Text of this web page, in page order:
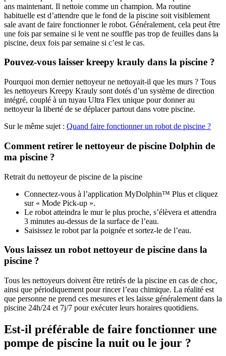
ans maintenant. Il nettoie comme un champion. Ma routine
habituelle est d’attendre que le fond de la piscine soit visiblement
sale avant de faire fonctionner le robot. Généralement, cela peut être
une fois par semaine si le vent ne souffle pas trop de feuilles dans la
piscine, deux fois par semaine si c’est le cas.
Pouvez-vous laisser kreepy krauly dans la piscine ?
Pourquoi mon dernier nettoyeur ne nettoyait-il que les murs ? Tous
les nettoyeurs Kreepy Krauly sont dotés d’un système de direction
intégré, couplé à un tuyau Ultra Flex unique pour donner au
nettoyeur la liberté de se déplacer partout dans votre piscine.
Sur le même sujet : Quand faire fonctionner un robot de piscine ?
Comment retirer le nettoyeur de piscine Dolphin de
ma piscine ?
Retrait du nettoyeur de piscine de la piscine
Connectez-vous à l’application MyDolphin™ Plus et cliquez
sur « Mode Pick-up ».
Le robot atteindra le mur le plus proche, s’élèvera et attendra
3 minutes au-dessus de la surface de l’eau.
Saisissez le robot par la poignée et sortez-le de l’eau.
Vous laissez un robot nettoyeur de piscine dans la
piscine ?
Tous les nettoyeurs doivent être retirés de la piscine en cas de choc,
ainsi que périodiquement pour rincer l’eau chimique. La réalité est
que personne ne prend ces mesures et les laisse généralement dans la
piscine 24h/24 et 7j/7 pour exécuter leurs horaires quotidiens.
Est-il préférable de faire fonctionner une
pompe de piscine la nuit ou le jour ?